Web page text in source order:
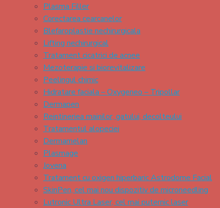
Plasma Filler
Corectarea cearcanelor
Blefaroplastie nechirurgicala
Lifting nechirurgical
Tratament cicatrici de acnee
Mezoterapie si biorevitalizare
Peelingul chimic
Hidratare faciala – Oxygeneo – Tripollar
Dermapen
Reintineriea mainilor, gatului, decolteului
Tratamentul alopeciei
Dermamelan
Plasmage
Jovena
Tratament cu oxigen hiperbaric Astrodome Facial
SkinPen, cel mai nou dispozitiv de microneedling
Lutronic Ultra Laser, cel mai puternic laser